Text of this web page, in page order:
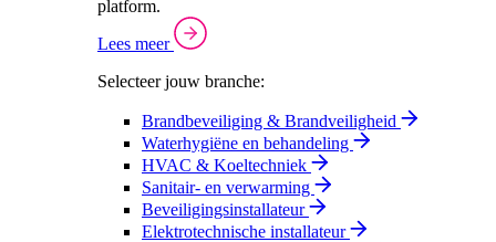
platform.
Lees meer
Selecteer jouw branche:
Brandbeveiliging & Brandveiligheid
Waterhygiëne en behandeling
HVAC & Koeltechniek
Sanitair- en verwarming
Beveiligingsinstallateur
Elektrotechnische installateur